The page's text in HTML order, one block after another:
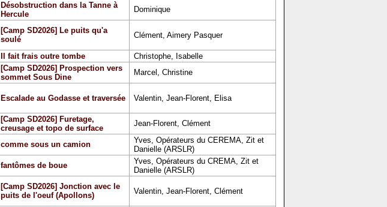
Désobstruction dans la Tanne à
Hercule
Dominique
[Camp SD2026] Le puits qu'a
soulé
Clément, Aimery Pasquer
Il fait frais outre tombe
Christophe, Isabelle
[Camp SD2026] Prospection vers
sommet Sous Dine
Marcel, Christine
Escalade au Godasse et traversée Valentin, Jean-Florent, Elisa
[Camp SD2026] Furetage,
creusage et topo de surface
Jean-Florent, Clément
comme sous un camion
Yves, Opérateurs du CEREMA, Zit et
Danielle (ARSLR)
fantômes de boue
Yves, Opérateurs du CREMA, Zit et
Danielle (ARSLR)
[Camp SD2026] Jonction avec le
puits de l'oeuf (Apollons)
Valentin, Jean-Florent, Clément